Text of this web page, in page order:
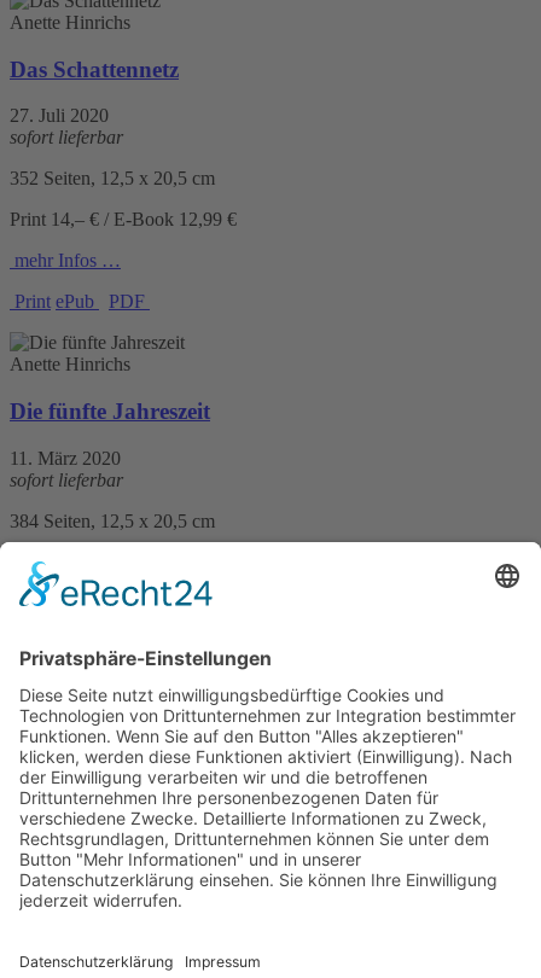
Anette Hinrichs
Das Schattennetz
27. Juli 2020
sofort lieferbar
352 Seiten, 12,5 x 20,5 cm
Print 14,– € / E-Book 12,99 €
mehr Infos …
Print ePub PDF
Anette Hinrichs
Die fünfte Jahreszeit
11. März 2020
sofort lieferbar
384 Seiten, 12,5 x 20,5 cm
Print 15,– € / E-Book 11,99 €
mehr Infos …
Paul Lascaux
Berner Revolte
12. Februar 2025
sofort lieferbar
256 Seiten, 12,5 x 20,5 cm
Print 16,– € / E-Book 11,99 €